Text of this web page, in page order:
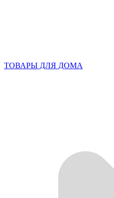
ТОВАРЫ ДЛЯ ДОМА